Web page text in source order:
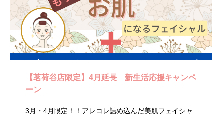
【茗荷谷店限定】4月延長 新生活応援キャンペ
ーン
3月・4月限定！！アレコレ詰め込んだ美肌フェイシャ